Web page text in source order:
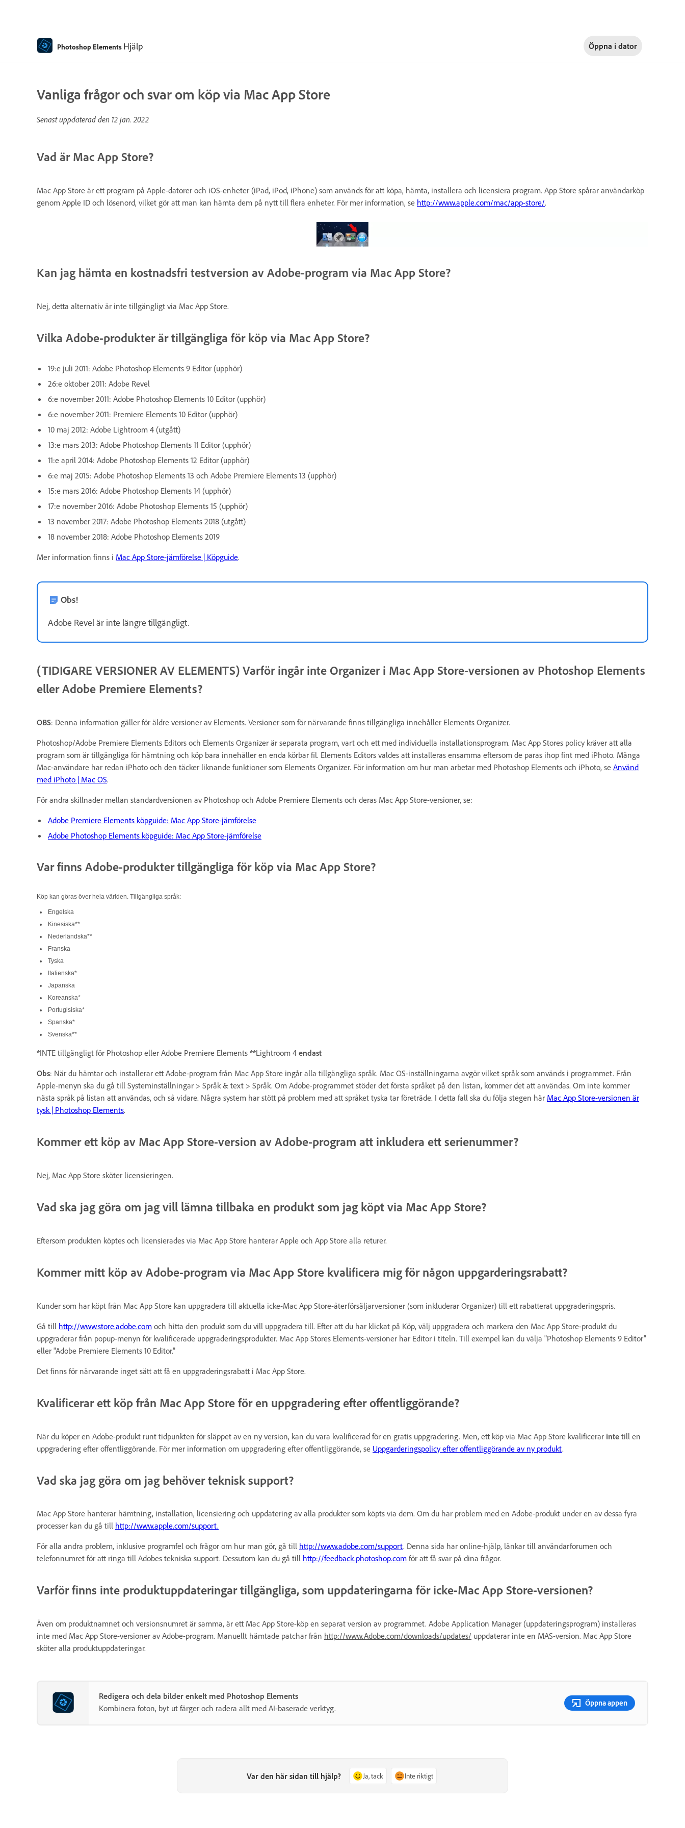
Photoshop Elements Hjälp Öppna i dator
Vanliga frågor och svar om köp via Mac App Store
Senast uppdaterad den 12 jan. 2022
Vad är Mac App Store?
Mac App Store är ett program på Apple-datorer och iOS-enheter (iPad, iPod, iPhone) som används för att köpa, hämta, installera och licensiera program. App Store spårar användarköp
genom Apple ID och lösenord, vilket gör att man kan hämta dem på nytt till flera enheter. För mer information, se http://www.apple.com/mac/app-store/.
Kan jag hämta en kostnadsfri testversion av Adobe-program via Mac App Store?
Nej, detta alternativ är inte tillgängligt via Mac App Store.
Vilka Adobe-produkter är tillgängliga för köp via Mac App Store?
19:e juli 2011: Adobe Photoshop Elements 9 Editor (upphör)
26:e oktober 2011: Adobe Revel
6:e november 2011: Adobe Photoshop Elements 10 Editor (upphör)
6:e november 2011: Premiere Elements 10 Editor (upphör)
10 maj 2012: Adobe Lightroom 4 (utgått)
13:e mars 2013: Adobe Photoshop Elements 11 Editor (upphör)
11:e april 2014: Adobe Photoshop Elements 12 Editor (upphör)
6:e maj 2015: Adobe Photoshop Elements 13 och Adobe Premiere Elements 13 (upphör)
15:e mars 2016: Adobe Photoshop Elements 14 (upphör)
17:e november 2016: Adobe Photoshop Elements 15 (upphör)
13 november 2017: Adobe Photoshop Elements 2018 (utgått)
18 november 2018: Adobe Photoshop Elements 2019
Mer information finns i Mac App Store-jämförelse | Köpguide.
Obs!
Adobe Revel är inte längre tillgängligt.
(TIDIGARE VERSIONER AV ELEMENTS) Varför ingår inte Organizer i Mac App Store-versionen av Photoshop Elements
eller Adobe Premiere Elements?
OBS: Denna information gäller för äldre versioner av Elements. Versioner som för närvarande finns tillgängliga innehåller Elements Organizer.
Photoshop/Adobe Premiere Elements Editors och Elements Organizer är separata program, vart och ett med individuella installationsprogram. Mac App Stores policy kräver att alla
program som är tillgängliga för hämtning och köp bara innehåller en enda körbar fil. Elements Editors valdes att installeras ensamma eftersom de paras ihop fint med iPhoto. Många
Mac-användare har redan iPhoto och den täcker liknande funktioner som Elements Organizer. För information om hur man arbetar med Photoshop Elements och iPhoto, se Använd
med iPhoto | Mac OS.
För andra skillnader mellan standardversionen av Photoshop och Adobe Premiere Elements och deras Mac App Store-versioner, se:
Adobe Premiere Elements köpguide: Mac App Store-jämförelse
Adobe Photoshop Elements köpguide: Mac App Store-jämförelse
Var finns Adobe-produkter tillgängliga för köp via Mac App Store?
Köp kan göras över hela världen. Tillgängliga språk:
Engelska
Kinesiska**
Nederländska**
Franska
Tyska
Italienska*
Japanska
Koreanska*
Portugisiska*
Spanska*
Svenska**
*INTE tillgängligt för Photoshop eller Adobe Premiere Elements **Lightroom 4 endast
Obs: När du hämtar och installerar ett Adobe-program från Mac App Store ingår alla tillgängliga språk. Mac OS-inställningarna avgör vilket språk som används i programmet. Från
Apple-menyn ska du gå till Systeminställningar > Språk & text > Språk. Om Adobe-programmet stöder det första språket på den listan, kommer det att användas. Om inte kommer
nästa språk på listan att användas, och så vidare. Några system har stött på problem med att språket tyska tar företräde. I detta fall ska du följa stegen här Mac App Store-versionen är
tysk | Photoshop Elements.
Kommer ett köp av Mac App Store-version av Adobe-program att inkludera ett serienummer?
Nej, Mac App Store sköter licensieringen.
Vad ska jag göra om jag vill lämna tillbaka en produkt som jag köpt via Mac App Store?
Eftersom produkten köptes och licensierades via Mac App Store hanterar Apple och App Store alla returer.
Kommer mitt köp av Adobe-program via Mac App Store kvalificera mig för någon uppgarderingsrabatt?
Kunder som har köpt från Mac App Store kan uppgradera till aktuella icke-Mac App Store-återförsäljarversioner (som inkluderar Organizer) till ett rabatterat uppgraderingspris.
Gå till http://www.store.adobe.com och hitta den produkt som du vill uppgradera till. Efter att du har klickat på Köp, välj uppgradera och markera den Mac App Store-produkt du
uppgraderar från popup-menyn för kvalificerade uppgraderingsprodukter. Mac App Stores Elements-versioner har Editor i titeln. Till exempel kan du välja "Photoshop Elements 9 Editor"
eller "Adobe Premiere Elements 10 Editor."
Det finns för närvarande inget sätt att få en uppgraderingsrabatt i Mac App Store.
Kvalificerar ett köp från Mac App Store för en uppgradering efter offentliggörande?
När du köper en Adobe-produkt runt tidpunkten för släppet av en ny version, kan du vara kvalificerad för en gratis uppgradering. Men, ett köp via Mac App Store kvalificerar inte till en
uppgradering efter offentliggörande. För mer information om uppgradering efter offentliggörande, se Uppgarderingspolicy efter offentliggörande av ny produkt.
Vad ska jag göra om jag behöver teknisk support?
Mac App Store hanterar hämtning, installation, licensiering och uppdatering av alla produkter som köpts via dem. Om du har problem med en Adobe-produkt under en av dessa fyra
processer kan du gå till http://www.apple.com/support.
För alla andra problem, inklusive programfel och frågor om hur man gör, gå till http://www.adobe.com/support. Denna sida har online-hjälp, länkar till användarforumen och
telefonnumret för att ringa till Adobes tekniska support. Dessutom kan du gå till http://feedback.photoshop.com för att få svar på dina frågor.
Varför finns inte produktuppdateringar tillgängliga, som uppdateringarna för icke-Mac App Store-versionen?
Även om produktnamnet och versionsnumret är samma, är ett Mac App Store-köp en separat version av programmet. Adobe Application Manager (uppdateringsprogram) installeras
inte med Mac App Store-versioner av Adobe-program. Manuellt hämtade patchar från http://www.Adobe.com/downloads/updates/ uppdaterar inte en MAS-version. Mac App Store
sköter alla produktuppdateringar.
Redigera och dela bilder enkelt med Photoshop Elements
Kombinera foton, byt ut färger och radera allt med AI-baserade verktyg.
Öppna appen
Var den här sidan till hjälp? Ja, tack Inte riktigt